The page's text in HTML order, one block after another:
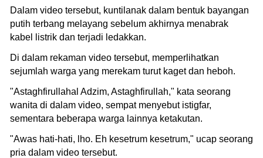
Dalam video tersebut, kuntilanak dalam bentuk bayangan
putih terbang melayang sebelum akhirnya menabrak
kabel listrik dan terjadi ledakkan.
Di dalam rekaman video tersebut, memperlihatkan
sejumlah warga yang merekam turut kaget dan heboh.
"Astaghfirullahal Adzim, Astaghfirullah," kata seorang
wanita di dalam video, sempat menyebut istigfar,
sementara beberapa warga lainnya ketakutan.
"Awas hati-hati, lho. Eh kesetrum kesetrum," ucap seorang
pria dalam video tersebut.